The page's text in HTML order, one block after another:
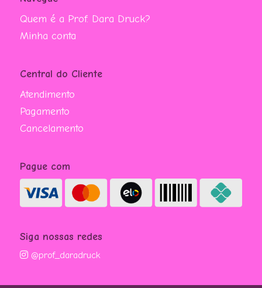
Quem é a Prof. Dara Druck?
Minha conta
Central do Cliente
Atendimento
Pagamento
Cancelamento
Pague com
Siga nossas redes
@prof_daradruck